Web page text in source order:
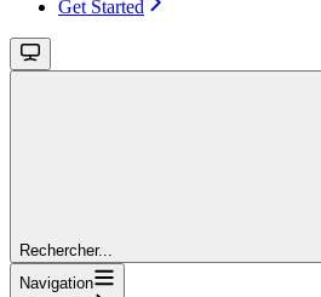
Get Started
Rechercher...
Navigation